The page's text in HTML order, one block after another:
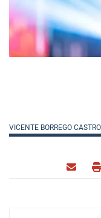
VICENTE BORREGO CASTRO